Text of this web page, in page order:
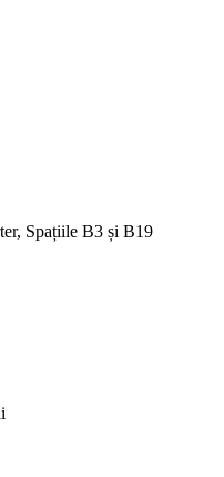
Spațiile B3 și B19